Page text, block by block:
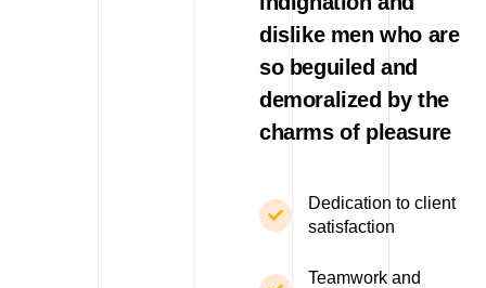
dislike men who are
so beguiled and
demoralized by the
charms of pleasure
Dedication to client
satisfaction
Teamwork and